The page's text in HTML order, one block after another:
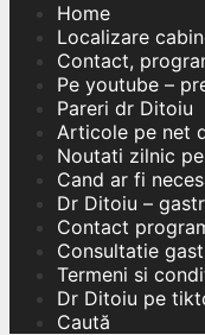
Home
Localizare
Contact,
Pe youtube –
Pareri dr Ditoiu
Articole pe net
Noutati zilnic
Cand ar fi
Dr Ditoiu –
Contact
Consultatie
Termeni si
Dr Ditoiu pe
Caută